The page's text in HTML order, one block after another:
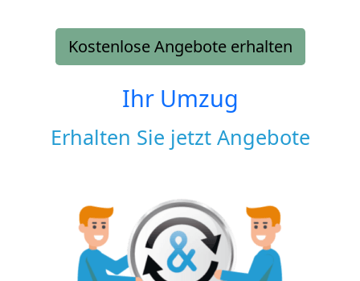
Kostenlose Angebote erhalten
Ihr Umzug
Erhalten Sie jetzt Angebote